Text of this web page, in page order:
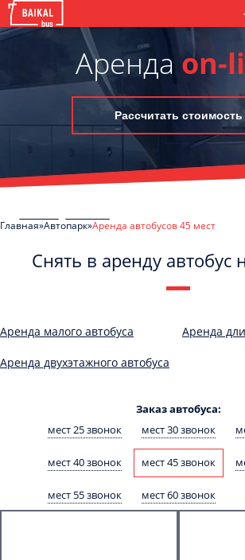
Аренда on-
Рассчитать стоимость
Главная Автопарк Аренда автобусов 45 мест
Снять в аренду автобус
Аренда малого автобуса Аренда
Аренда двухэтажного автобуса
Заказ автобуса:
мест 25 звонок
мест 30 звонок
мест 40 звонок мест 45 звонок
мест 55 звонок мест 60 звонок
обработку моих Персональных